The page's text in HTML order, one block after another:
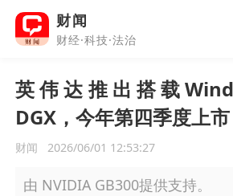
财闻
财经·科技·法治
英伟达推出搭载
DGX，今年第四季度上市
财闻 2026/06/01 12:53:27
由 NVIDIA GB300提供支持。